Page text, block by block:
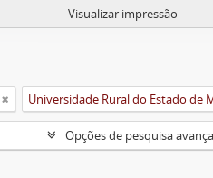
Visualizar impressão
Opções de pesquisa